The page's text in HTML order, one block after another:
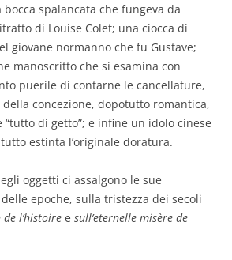
bocca spalancata che fungeva da
di Louise Colet; una ciocca di
giovane normanno che fu Gustave;
manoscritto che si esamina con
puerile di contarne le cancellature,
concezione, dopotutto romantica,
“tutto di getto”; e infine un idolo cinese
estinta l’originale doratura.
oggetti ci assalgono le sue
epoche, sulla tristezza dei secoli
l’histoire e sull’eternelle misère de